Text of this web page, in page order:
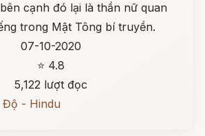
cạnh đó lại là thần nữ quan
trong Mật Tông bí truyền.
07-10-2020
⭐ 4.8
5,122 lượt đọc
Độ - Hindu